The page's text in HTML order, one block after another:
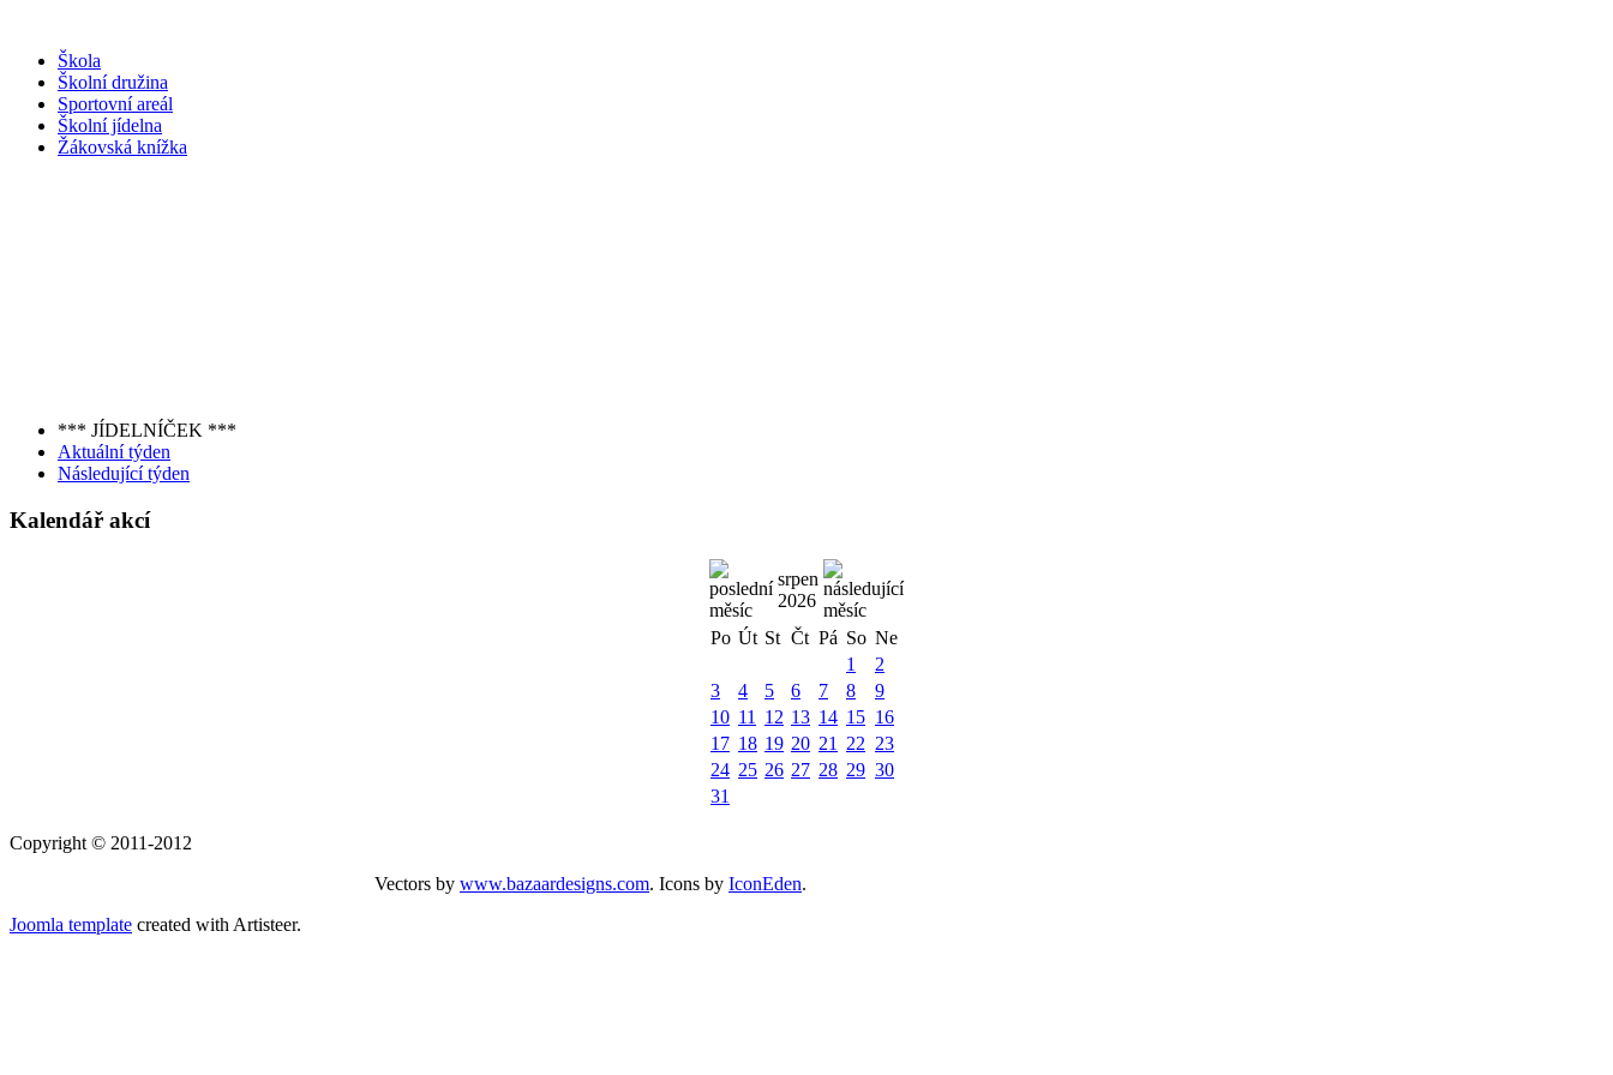
Škola
Školní družina
Sportovní areál
Školní jídelna
Žákovská knížka
*** JÍDELNÍČEK ***
Aktuální týden
Následující týden
Kalendář akcí
srpen
2026
Po Út St Čt Pá So Ne
1
2
3
4 5 6 7 8
9
10 11 12 13 14 15 16
17 18 19 20 21 22 23
24 25 26 27 28 29 30
31
Copyright © 2011-2012
Vectors by www.bazaardesigns.com. Icons by IconEden.
Joomla template created with Artisteer.